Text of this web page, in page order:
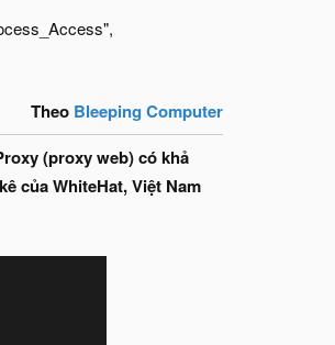
Theo Bleeping Computer
(proxy web) có khả
của WhiteHat, Việt Nam